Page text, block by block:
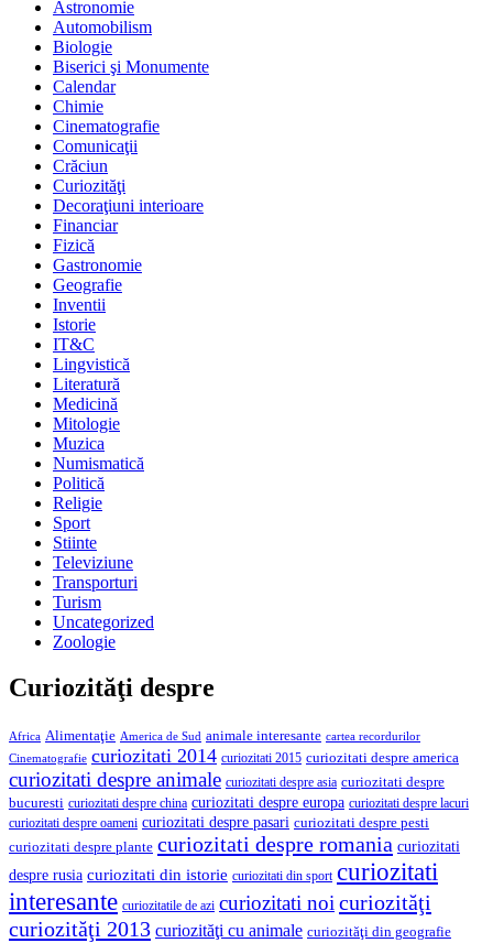
Astronomie
Automobilism
Biologie
Biserici şi Monumente
Calendar
Chimie
Cinematografie
Comunicaţii
Crăciun
Curiozităţi
Decoraţiuni interioare
Financiar
Fizică
Gastronomie
Geografie
Inventii
Istorie
IT&C
Lingvistică
Literatură
Medicină
Mitologie
Muzica
Numismatică
Politică
Religie
Sport
Stiinte
Televiziune
Transporturi
Turism
Uncategorized
Zoologie
Curiozităţi despre
Africa Alimentaţie America de Sud animale interesante cartea recordurilor
Cinematografie curiozitati 2014 curiozitati 2015 curiozitati despre america
curiozitati despre animale curiozitati despre asia curiozitati despre
bucuresti curiozitati despre china curiozitati despre europa curiozitati despre lacuri
curiozitati despre oameni curiozitati despre pasari curiozitati despre pesti
curiozitati despre plante curiozitati despre romania curiozitati
despre rusia curiozitati din istorie curiozitati din sport curiozitati
interesante curiozitatile de azi curiozitati noicuriozităţi
curiozităţi 2013 curiozităţi cu animale curiozităţi din geografie